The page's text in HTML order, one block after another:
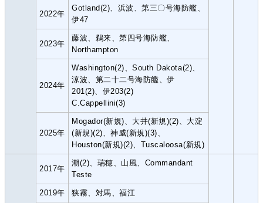
2022年
Gotland(2)、浜波、第三〇号海防艦、
伊47
2023年
藤波、鵜来、第四号海防艦、
Northampton
2024年
Washington(2)、South Dakota(2)、
涼波、第二十二号海防艦、伊
201(2)、伊203(2)
C.Cappellini(3)
2025年
Mogador(新規)、大井(新規)(2)、大淀
(新規)(2)、神威(新規)(3)、
Houston(新規)(2)、Tuscaloosa(新規)
2017年
潮(2)、瑞穂、山風、Commandant
Teste
2019年 狭霧、対馬、福江